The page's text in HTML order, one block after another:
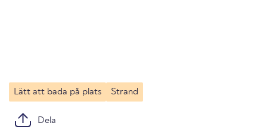
Lätt att bada på plats Strand
Dela